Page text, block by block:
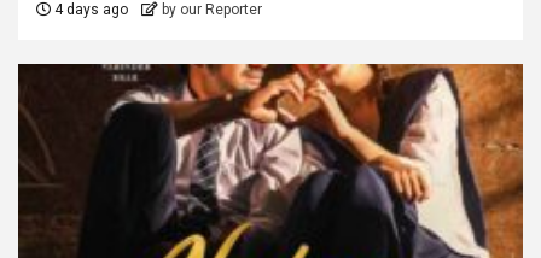
4 days ago by our Reporter